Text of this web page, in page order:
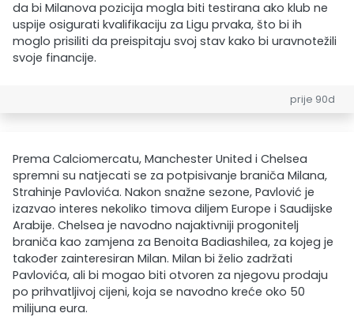
da bi Milanova pozicija mogla biti testirana ako klub ne
uspije osigurati kvalifikaciju za Ligu prvaka, što bi ih
moglo prisiliti da preispitaju svoj stav kako bi uravnotežili
svoje financije.
prije 90d
Prema Calciomercatu, Manchester United i Chelsea
spremni su natjecati se za potpisivanje braniča Milana,
Strahinje Pavlovića. Nakon snažne sezone, Pavlović je
izazvao interes nekoliko timova diljem Europe i Saudijske
Arabije. Chelsea je navodno najaktivniji progonitelj
braniča kao zamjena za Benoita Badiashilea, za kojeg je
također zainteresiran Milan. Milan bi želio zadržati
Pavlovića, ali bi mogao biti otvoren za njegovu prodaju
po prihvatljivoj cijeni, koja se navodno kreće oko 50
milijuna eura.